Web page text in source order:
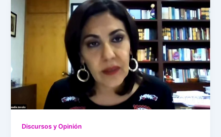
Discursos y Opinión